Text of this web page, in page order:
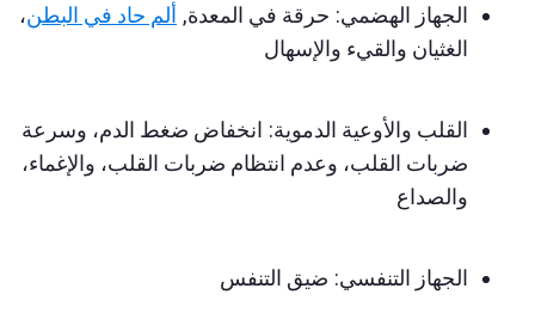
الجهاز الهضمي: حرقة في المعدة, ألم حاد في البطن،
الغثيان والقيء والإسهال
القلب والأوعية الدموية: انخفاض ضغط الدم، وسرعة
ضربات القلب، وعدم انتظام ضربات القلب، والإغماء،
والصداع
الجهاز التنفسي: ضيق التنفس